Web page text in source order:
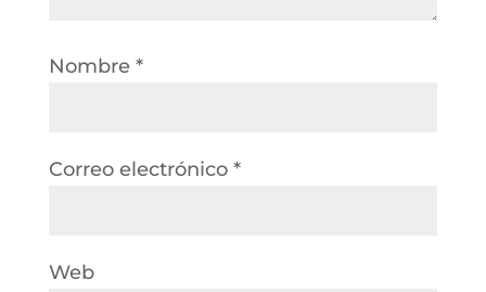
Nombre *
Correo electrónico *
Web